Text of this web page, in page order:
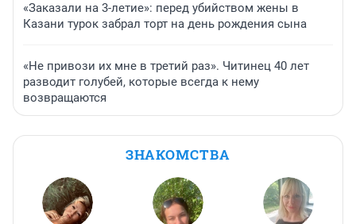
«Заказали на 3-летие»: перед убийством жены в
Казани турок забрал торт на день рождения сына
«Не привози их мне в третий раз». Читинец 40 лет
разводит голубей, которые всегда к нему
возвращаются
ЗНАКОМСТВА